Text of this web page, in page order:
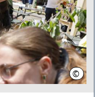
© Nadja